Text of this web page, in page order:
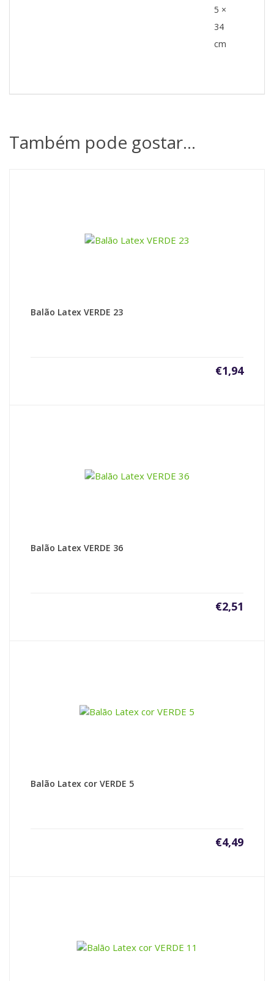
5 ×
34
cm
Também pode gostar…
Balão Latex VERDE 23
€1,94
Balão Latex VERDE 36
€2,51
Balão Latex cor VERDE 5
€4,49